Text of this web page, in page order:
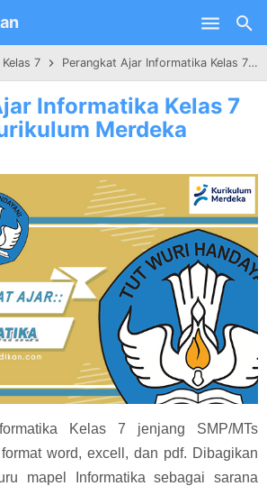
to main content
7 Perangkat Ajar Informatika Kelas 7 SMP-MTs Kurikulum Merdeka 2024/2025
Informatika Kelas 7
Merdeka
Kelas 7 jenjang SMP/MTs
word, excell, dan pdf. Dibagikan
mapel Informatika sebagai sarana